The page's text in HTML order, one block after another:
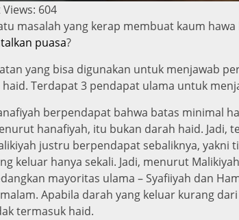
604
masalah yang kerap membuat kaum
puasa?
yang bisa digunakan untuk menjawab
Terdapat 3 pendapat ulama untuk
berpendapat bahwa batas minimal
hanafiyah, itu bukan darah haid. Jadi,
justru berpendapat sebaliknya, yakni
keluar hanya sekali. Jadi, menurut
mayoritas ulama – Syafiiyah dan
Apabila darah yang keluar kurang
termasuk haid.